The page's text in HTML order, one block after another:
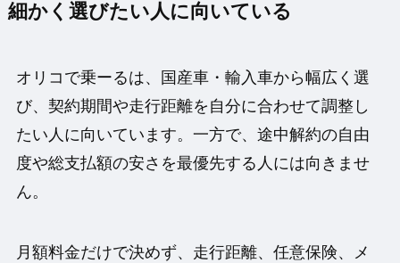
細かく選びたい人に向いている
オリコで乗ーるは、国産車・輸入車から幅広く選
び、契約期間や走行距離を自分に合わせて調整し
たい人に向いています。一方で、途中解約の自由
度や総支払額の安さを最優先する人には向きませ
ん。
月額料金だけで決めず、走行距離、任意保険、メ